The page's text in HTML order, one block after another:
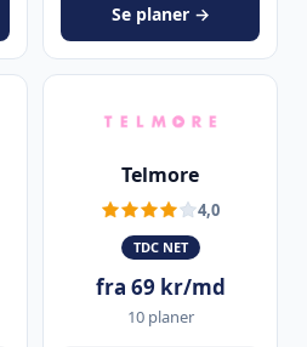
Se planer →
Telmore
4,0
TDC NET
fra 69 kr/md
10 planer